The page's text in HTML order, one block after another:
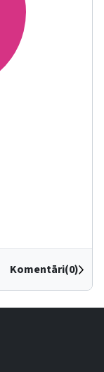
Komentāri(0)